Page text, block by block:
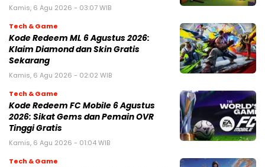
Kamis, 6 Agu 2026 - 03:07 WIB
Tech & Game
Kode Redeem ML 6 Agustus 2026:
Klaim Diamond dan Skin Gratis
Sekarang
Kamis, 6 Agu 2026 - 02:02 WIB
Tech & Game
Kode Redeem FC Mobile 6 Agustus
2026: Sikat Gems dan Pemain OVR
Tinggi Gratis
Kamis, 6 Agu 2026 - 01:04 WIB
Tech & Game